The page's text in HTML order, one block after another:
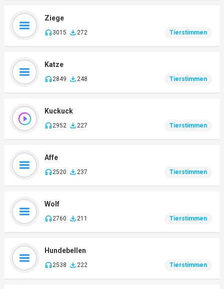
Ziege
3015 272 Tierstimmen
Katze
2849 248 Tierstimmen
Kuckuck
2952 227 Tierstimmen
Affe
2520 237 Tierstimmen
Wolf
2760 211 Tierstimmen
Hundebellen
2538 222 Tierstimmen